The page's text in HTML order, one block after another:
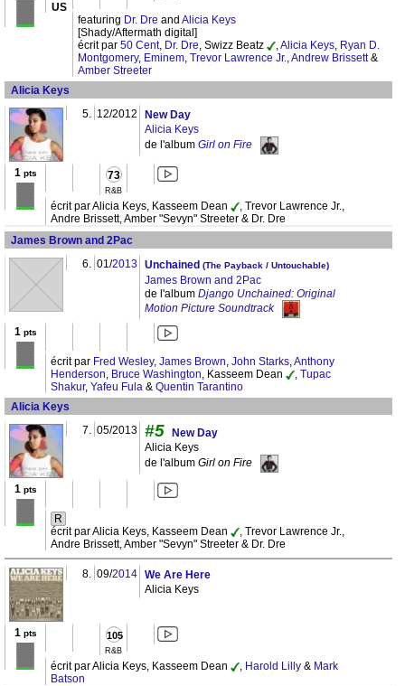
US
featuring Dr. Dre and Alicia Keys
[Shady/Aftermath digital]
écrit par 50 Cent, Dr. Dre , Swizz Beatz Alicia Keys Ryan D.
Montgomery, Eminem Trevor Lawrence Jr. Andrew Brissett&
Amber Streeter
Alicia Keys
5.
12/2012
New Day
Alicia Keys
de l'album Girl on Fire
1 pts 73
R&B
écrit par Alicia Keys, Kasseem Dean
, Trevor Lawrence Jr.,
Andre Brissett, Amber "Sevyn" Streeter & Dr. Dre
James Brown and 2Pac
6.
01/2013 Unchained (The Payback / Untouchable)
James Brown and 2Pac
de l'album Django Unchained: Original
Motion Picture Soundtrack
1 pts
écrit par Fred Wesley, James Brown John Starks Anthony
Henderson Bruce Washington , Kasseem Dean
Tupac
Shakur, Yafeu Fula & Quentin Tarantino
Alicia Keys
7.
05/2013 #5 New Day
Alicia Keys
de l'album Girl on Fire
1 pts
R
écrit par Alicia Keys, Kasseem Dean
, Trevor Lawrence Jr.,
Andre Brissett, Amber "Sevyn" Streeter & Dr. Dre
8. 09/2014 We Are Here
Alicia Keys
1 pts 105
R&B
écrit par Alicia Keys, Kasseem Dean Harold Lilly & Mark
Batson